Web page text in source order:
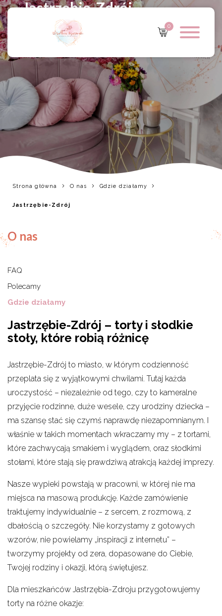
0
Jastrzębie-Zdrój
Strona główna O nas Gdzie działamy
Jastrzębie-Zdrój
O nas
FAQ
Polecamy
Gdzie działamy
Jastrzębie-Zdrój – torty i słodkie
stoły, które robią różnicę
Jastrzębie-Zdrój to miasto, w którym codzienność
przeplata się z wyjątkowymi chwilami. Tutaj każda
uroczystość – niezależnie od tego, czy to kameralne
przyjęcie rodzinne, duże wesele, czy urodziny dziecka –
ma szansę stać się czymś naprawdę niezapomnianym. I
właśnie w takich momentach wkraczamy my – z tortami,
które zachwycają smakiem i wyglądem, oraz słodkimi
stołami, które stają się prawdziwą atrakcją każdej imprezy.
Nasze wypieki powstają w pracowni, w której nie ma
miejsca na masową produkcję. Każde zamówienie
traktujemy indywidualnie – z sercem, z rozmową, z
dbałością o szczegóły. Nie korzystamy z gotowych
wzorów, nie powielamy „inspiracji z internetu” –
tworzymy projekty od zera, dopasowane do Ciebie,
Twojej rodziny i okazji, którą świętujesz.
Dla mieszkańców Jastrzębia-Zdroju przygotowujemy
torty na różne okazje: